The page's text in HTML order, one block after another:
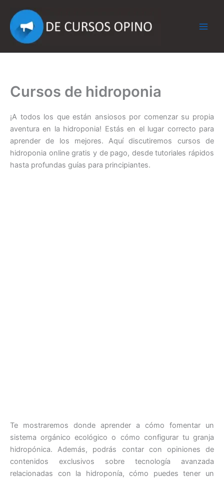
contenido
Cursos de hidroponia
¡A todos los que están ansiosos por comenzar su propia
aventura en la hidroponia! Estás en el lugar correcto para
aprender de los mejores. Aquí discutiremos cursos de
hidroponia online gratis y de pago, desde tutoriales rápidos
hasta profundas guías para principiantes.
Te mostraremos donde aprender a cómo fomentar un
sistema orgánico ecológico o cómo configurar tu granja
hidropónica. Además, podrás contar con opiniones de
contenidos exclusivos sobre tecnología avanzada
relacionadas con la hidroponía, cómo puedes tener un